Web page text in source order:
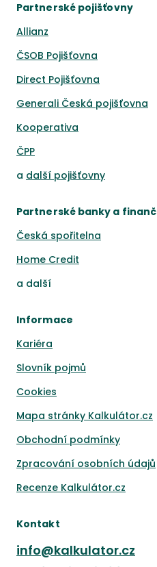
Partnerské pojišťovny
Allianz
ČSOB Pojišťovna
Direct Pojišťovna
Generali Česká pojišťovna
Kooperativa
ČPP
a další pojišťovny
Partnerské banky a
Česká spořitelna
Home Credit
a další
Informace
Kariéra
Slovník pojmů
Cookies
Mapa stránky Kalkulátor.cz
Obchodní podmínky
Zpracování osobních údajů
Recenze Kalkulátor.cz
Kontakt
info@kalkulator.cz